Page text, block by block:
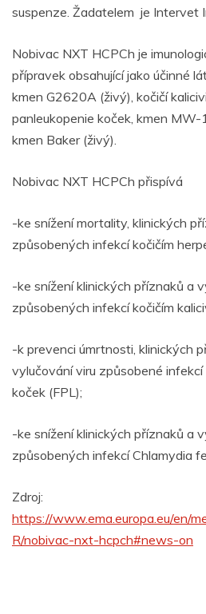
suspenze. Žadatelem je Intervet
Nobivac NXT HCPCh je
přípravek obsahující jako účinné
kmen G2620A (živý), kočičí
panleukopenie koček, kmen
kmen Baker (živý).
Nobivac NXT HCPCh přispívá
-ke snížení mortality, klinických
způsobených infekcí kočičím
-ke snížení klinických příznaků a
způsobených infekcí kočičím
-k prevenci úmrtnosti, klinických
vylučování viru způsobené
koček (FPL);
-ke snížení klinických příznaků a
způsobených infekcí Chlamydia
Zdroj:
https://www.ema.europa.eu/en/
R/nobivac-nxt-hcpch#news-on